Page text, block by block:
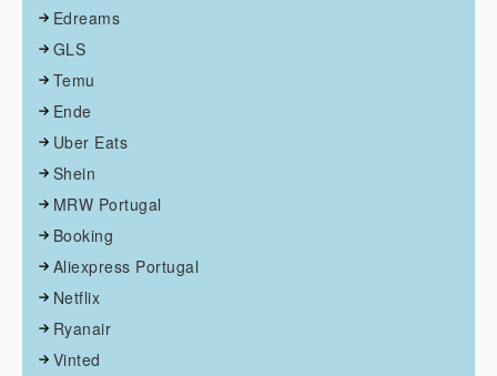
Edreams
GLS
Temu
Ende
Uber Eats
Shein
MRW Portugal
Booking
Aliexpress Portugal
Netflix
Ryanair
Vinted